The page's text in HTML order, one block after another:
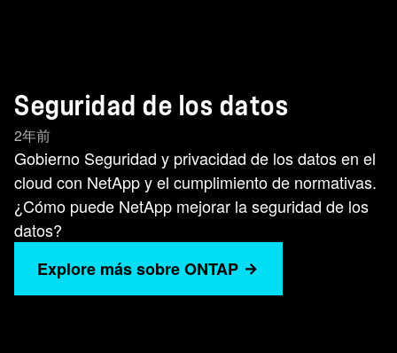
Seguridad de los datos
2年前
Gobierno Seguridad y privacidad de los datos en el
cloud con NetApp y el cumplimiento de normativas.
¿Cómo puede NetApp mejorar la seguridad de los
datos?
Explore más sobre ONTAP